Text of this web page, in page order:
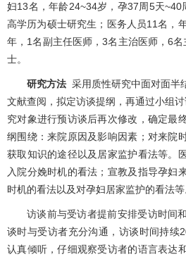
妇13名，年龄24~34岁，孕37周5天
高学历为硕士研究生；医务人员11名，
年，1名副主任医师，3名主治医师，6
士。
研究方法 采用质性研究中面对面半
文献查阅，拟定访谈提纲，再通过小组
究对象进行预访谈后再次修改，确定最
纲围绕：来院原因及影响因素；对来院
获取知识的途径以及居家监护看法等。
入院分娩时机的看法；宣教及指导孕妇
时机的看法以及对孕妇居家监护的看法等
访谈前与受访者提前安排受访时间
谈时与受访者充分沟通，访谈时间持续
认真倾听，仔细观察受访者的语言表达